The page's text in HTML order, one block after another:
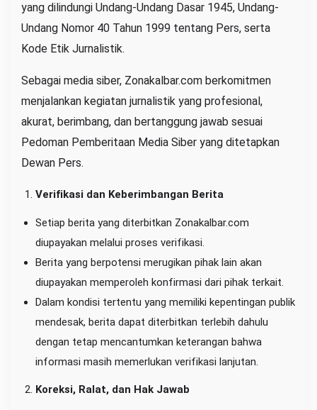
0
2
6
L
B
N
G
Z
U
yang dilindungi Undang-Undang Dasar 1945, Undang-
Undang Nomor 40 Tahun 1999 tentang Pers, serta
Kode Etik Jurnalistik.
Sebagai media siber, Zonakalbar.com berkomitmen
menjalankan kegiatan jurnalistik yang profesional,
akurat, berimbang, dan bertanggung jawab sesuai
Pedoman Pemberitaan Media Siber yang ditetapkan
Dewan Pers.
Verifikasi dan Keberimbangan Berita
Setiap berita yang diterbitkan Zonakalbar.com
diupayakan melalui proses verifikasi.
Berita yang berpotensi merugikan pihak lain akan
diupayakan memperoleh konfirmasi dari pihak terkait.
Dalam kondisi tertentu yang memiliki kepentingan publik
mendesak, berita dapat diterbitkan terlebih dahulu
dengan tetap mencantumkan keterangan bahwa
informasi masih memerlukan verifikasi lanjutan.
Koreksi, Ralat, dan Hak Jawab